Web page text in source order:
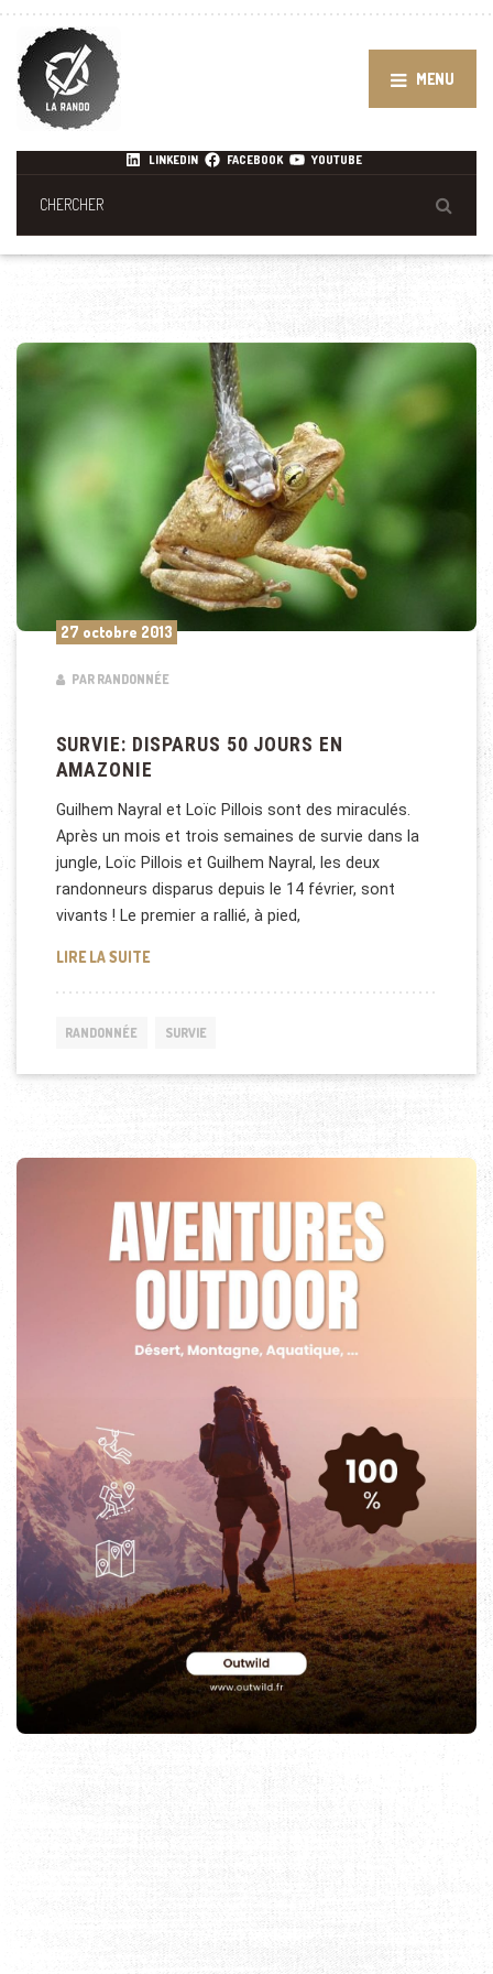
MENU
LINKEDIN FACEBOOK YOUTUBE
27 octobre 2013
PAR RANDONNÉE
SURVIE: DISPARUS 50 JOURS EN
AMAZONIE
Guilhem Nayral et Loïc Pillois sont des miraculés.
Après un mois et trois semaines de survie dans la
jungle, Loïc Pillois et Guilhem Nayral, les deux
randonneurs disparus depuis le 14 février, sont
vivants ! Le premier a rallié, à pied,
LIRE LA SUITESURVIE: DISPARUS 50 JOURS EN AMAZONIE
RANDONNÉE SURVIE